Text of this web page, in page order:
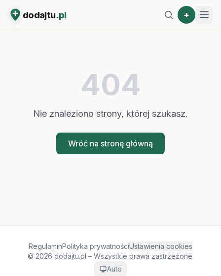
dodajtu.pl +
404
Nie znaleziono strony, której szukasz.
Wróć na stronę główną
RegulaminPolityka prywatnościUstawienia cookies
© 2026 dodajtu.pl – Wszystkie prawa zastrzeżone.
Auto